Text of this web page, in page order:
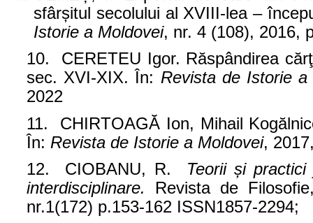
sfârșitul secolului al XVIII-lea –
Istorie a Moldovei, nr. 4 (108), 2016,
10. CERETEU Igor. Răspândirea
sec. XVI-XIX. În: Revista de Istorie a
2022
11. CHIRTOAGĂ Ion, Mihail
În: Revista de Istorie a Moldovei,
12. CIOBANU, R. Teorii și
interdisciplinare.
Revista de
nr.1(172) p.153-162 ISSN1857-2294;